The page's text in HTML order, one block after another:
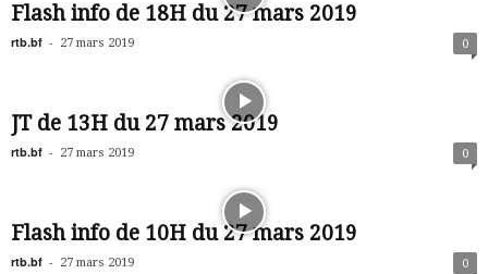
Flash info de 18H du 27 mars 2019
rtb.bf - 27 mars 2019 0
JT de 13H du 27 mars 2019
rtb.bf - 27 mars 2019 0
Flash info de 10H du 27 mars 2019
rtb.bf - 27 mars 2019 0